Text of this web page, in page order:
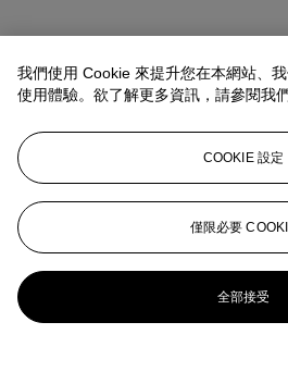
我們使用 Cookie 來提升您在本網站、
使用體驗。欲了解更多資訊，請參閱我
COOKIE 設定
僅限必要
全部接受